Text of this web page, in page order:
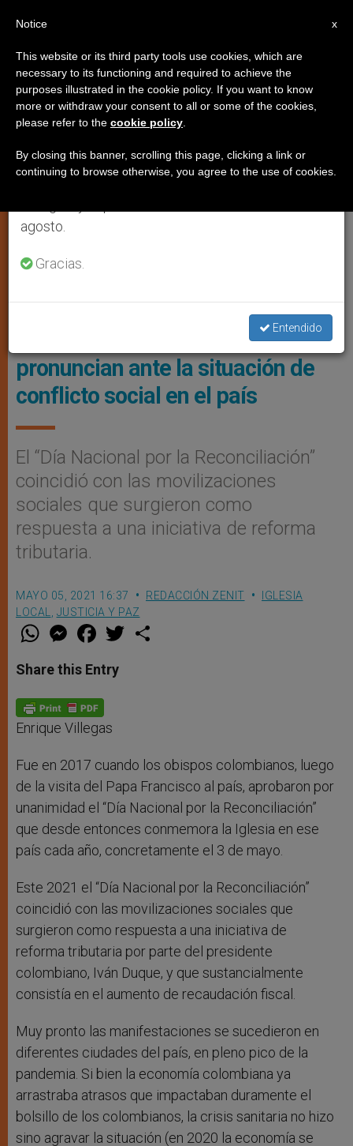
IGLESIA LOCAL,JUSTICIA Y PAZ
Duque. Foto: EFE.
pronuncian ante la situación de
conflicto social en el país
El “Día Nacional por la Reconciliación”
coincidió con las movilizaciones
sociales que surgieron como
respuesta a una iniciativa de reforma
tributaria.
MAYO 05, 2021 16:37 REDACCIÓN ZENIT
IGLESIA
LOCAL
JUSTICIA Y PAZ
W
t
s
p
p
M
e
s
e
g
e
r
F
a
e
b
o
k
w
Share this Entry
Enrique Villegas
Fue en 2017 cuando los obispos colombianos, luego
de la visita del Papa Francisco al país, aprobaron por
unanimidad el “Día Nacional por la Reconciliación”
que desde entonces conmemora la Iglesia en ese
país cada año, concretamente el 3 de mayo.
Este 2021 el “Día Nacional por la Reconciliación”
coincidió con las movilizaciones sociales que
surgieron como respuesta a una iniciativa de
reforma tributaria por parte del presidente
colombiano, Iván Duque, y que sustancialmente
consistía en el aumento de recaudación fiscal.
Muy pronto las manifestaciones se sucedieron en
diferentes ciudades del país, en pleno pico de la
pandemia. Si bien la economía colombiana ya
arrastraba atrasos que impactaban duramente el
bolsillo de los colombianos, la crisis sanitaria no hizo
sino agravar la situación (en 2020 la economía se
×
Aviso importante
Del 27 de julio al 7 de agosto haremos la pausa
anual, aprovechando que en el periodo de verano
se generan menos informaciones y también el
agosto.
Gracias.
Entendido
x
Notice
This website or its third party tools use cookies, which are
necessary to its functioning and required to achieve the
purposes illustrated in the cookie policy. If you want to know
more or withdraw your consent to all or some of the cookies,
please refer to the cookie policy
By closing this banner, scrolling this page, clicking a link or
continuing to browse otherwise, you agree to the use of cookies.